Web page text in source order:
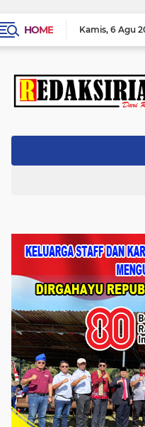
HOME
Kamis 6 Agu